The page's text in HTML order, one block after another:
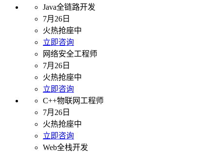
Java全链路开发
7月26日
火热抢座中
立即咨询
网络安全工程师
7月26日
火热抢座中
立即咨询
C++物联网工程师
7月26日
火热抢座中
立即咨询
Web全栈开发